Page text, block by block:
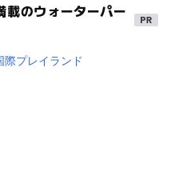
のウォーターパー